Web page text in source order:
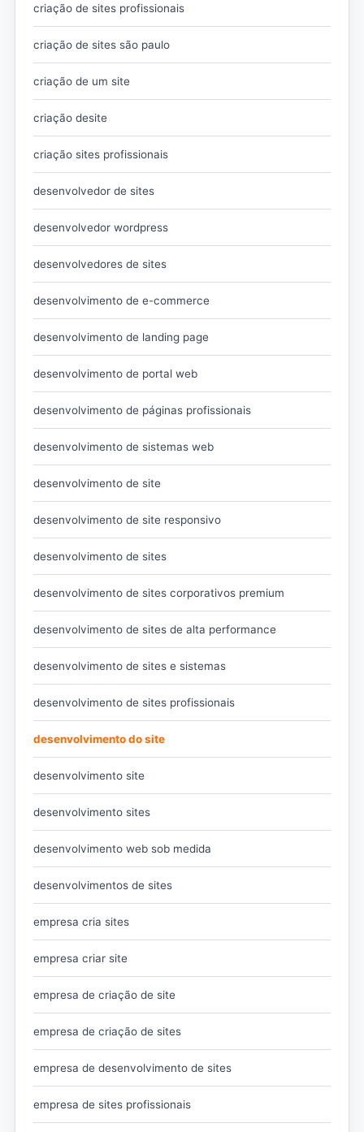
criação de sites profissionais
criação de sites são paulo
criação de um site
criação desite
criação sites profissionais
desenvolvedor de sites
desenvolvedor wordpress
desenvolvedores de sites
desenvolvimento de e-commerce
desenvolvimento de landing page
desenvolvimento de portal web
desenvolvimento de páginas profissionais
desenvolvimento de sistemas web
desenvolvimento de site
desenvolvimento de site responsivo
desenvolvimento de sites
desenvolvimento de sites corporativos premium
desenvolvimento de sites de alta performance
desenvolvimento de sites e sistemas
desenvolvimento de sites profissionais
desenvolvimento do site
desenvolvimento site
desenvolvimento sites
desenvolvimento web sob medida
desenvolvimentos de sites
empresa cria sites
empresa criar site
empresa de criação de site
empresa de criação de sites
empresa de desenvolvimento de sites
empresa de sites profissionais